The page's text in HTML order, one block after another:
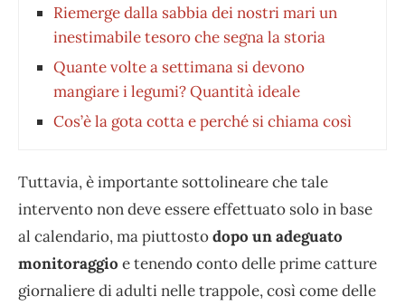
Riemerge dalla sabbia dei nostri mari un
inestimabile tesoro che segna la storia
Quante volte a settimana si devono
mangiare i legumi? Quantità ideale
Cos’è la gota cotta e perché si chiama così
Tuttavia, è importante sottolineare che tale
intervento non deve essere effettuato solo in base
al calendario, ma piuttostodopo un adeguato
monitoraggio e tenendo conto delle prime catture
giornaliere di adulti nelle trappole, così come delle